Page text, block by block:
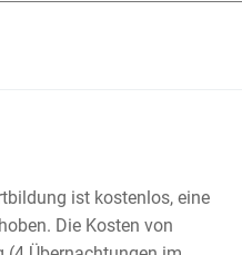
ist kostenlos, eine
Die Kosten von